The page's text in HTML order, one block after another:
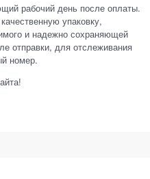
рабочий день после оплаты.
упаковку,
и надежно сохраняющей
отправки, для отслеживания
номер.